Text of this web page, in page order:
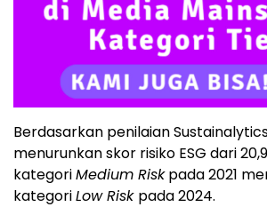
Berdasarkan penilaian
menurunkan skor risiko ESG dari
kategoriMedium Riskpada 2021
kategoriLow Risk pada 2024.